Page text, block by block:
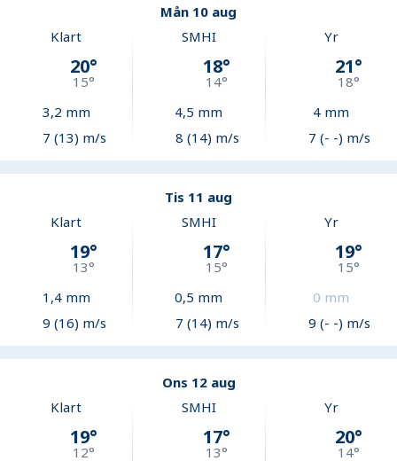
Mån 10 aug
Klart
20°
15°
3,2 mm
7 (13) m/s
SMHI
18°
14°
4,5 mm
8 (14) m/s
Yr
21°
18°
4 mm
7 (- -) m/s
Tis 11 aug
Klart
19°
13°
1,4mm
9 (16) m/s
SMHI
17°
15°
0,5 mm
7 (14) m/s
Yr
19°
15°
0 mm
9 (- -) m/s
Ons 12 aug
Klart
19°
12°
SMHI
17°
13°
Yr
20°
14°